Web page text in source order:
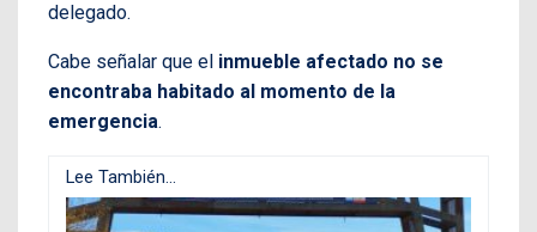
delegado.
Cabe señalar que el inmueble afectado no se
encontraba habitado al momento de la
emergencia.
Lee También...